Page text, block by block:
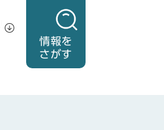
情報を
さがす